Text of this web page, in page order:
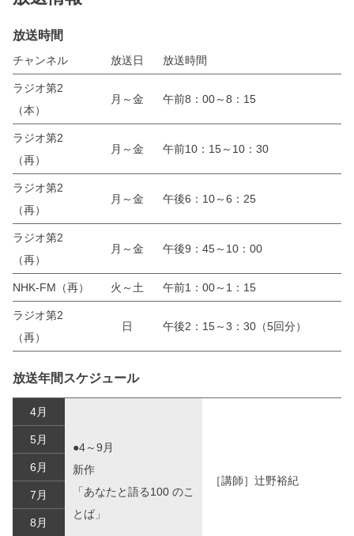
放送時間
チャンネル 放送日 放送時間
ラジオ第2
（本）
月～金 午前8：00～8：15
ラジオ第2
（再）
月～金 午前10：15～10：30
ラジオ第2
（再）
月～金 午後6：10～6：25
ラジオ第2
（再）
月～金 午後9：45～10：00
NHK-FM（再） 火～土 午前1：00～1：15
ラジオ第2
（再）
日 午後2：15～3：30（5回分）
放送年間スケジュール
4月
●4～9月
新作
「あなたと語る100 のこ
とば」
［講師］辻󠄀野裕紀
5月
6月
7月
8月